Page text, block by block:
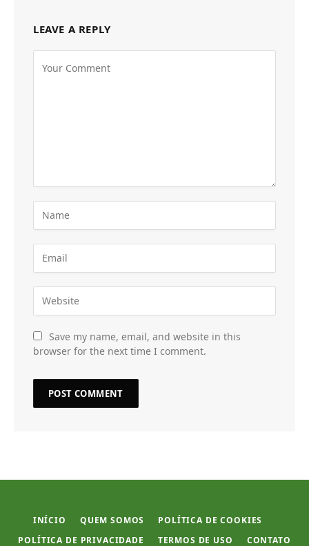
LEAVE A REPLY
Save my name, email, and website in this
browser for the next time I comment.
INÍCIO QUEM SOMOS
POLÍTICA DE COOKIES
POLÍTICA DE PRIVACIDADE
TERMOS DE USO CONTATO